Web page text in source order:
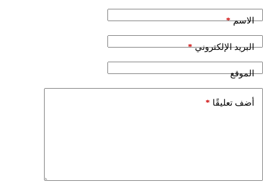
الاسم*
البريد الإلكتروني*
الموقع
أضف تعليقًا *